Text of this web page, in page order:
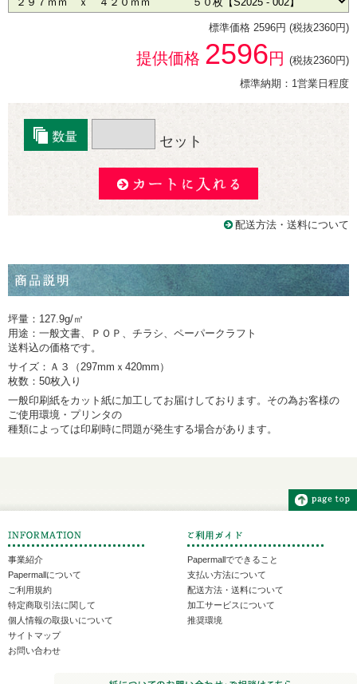
標準価格 2596円 (税抜2360円)
提供価格 2596円 (税抜2360円)
標準納期：1営業日程度
セット
配送方法・送料について
坪量：127.9g/㎡
用途：一般文書、ＰＯＰ、チラシ、ペーパークラフト
送料込の価格です。
サイズ：Ａ３（297mmｘ420mm）
枚数：50枚入り
一般印刷紙をカット紙に加工してお届けしております。その為お客様の
ご使用環境・プリンタの
種類によっては印刷時に問題が発生する場合があります。
事業紹介
Papermallについて
ご利用規約
特定商取引法に関して
個人情報の取扱いについて
サイトマップ
お問い合わせ
Papermallでできること
支払い方法について
配送方法・送料について
加工サービスについて
推奨環境